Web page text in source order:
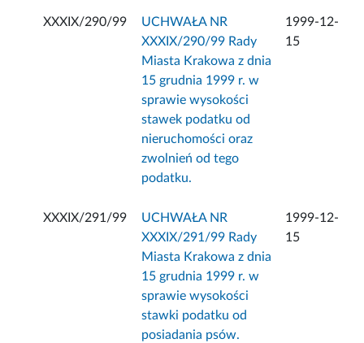
XXXIX/290/99
UCHWAŁA NR
XXXIX/290/99 Rady
Miasta Krakowa z dnia
15 grudnia 1999 r. w
sprawie wysokości
stawek podatku od
nieruchomości oraz
zwolnień od tego
podatku.
1999-12-
15
XXXIX/291/99
UCHWAŁA NR
XXXIX/291/99 Rady
Miasta Krakowa z dnia
15 grudnia 1999 r. w
sprawie wysokości
stawki podatku od
posiadania psów.
1999-12-
15